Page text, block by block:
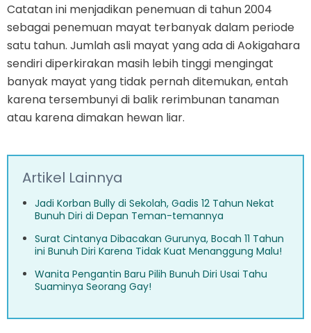
Catatan ini menjadikan penemuan di tahun 2004
sebagai penemuan mayat terbanyak dalam periode
satu tahun. Jumlah asli mayat yang ada di Aokigahara
sendiri diperkirakan masih lebih tinggi mengingat
banyak mayat yang tidak pernah ditemukan, entah
karena tersembunyi di balik rerimbunan tanaman
atau karena dimakan hewan liar.
Artikel Lainnya
Jadi Korban Bully di Sekolah, Gadis 12 Tahun Nekat
Bunuh Diri di Depan Teman-temannya
Surat Cintanya Dibacakan Gurunya, Bocah 11 Tahun
ini Bunuh Diri Karena Tidak Kuat Menanggung Malu!
Wanita Pengantin Baru Pilih Bunuh Diri Usai Tahu
Suaminya Seorang Gay!